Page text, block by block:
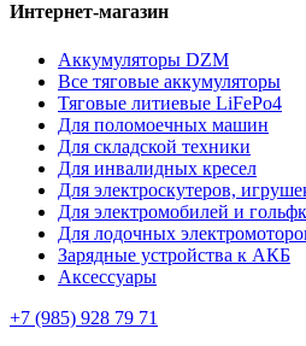
Интернет-магазин
Аккумуляторы DZM
Все тяговые аккумуляторы
Тяговые литиевые LiFePo4
Для поломоечных машин
Для складской техники
Для инвалидных кресел
Для электроскутеров,
Для электромобилей и
Для лодочных
Зарядные устройства к АКБ
Аксессуары
+7 (985) 928 79 71